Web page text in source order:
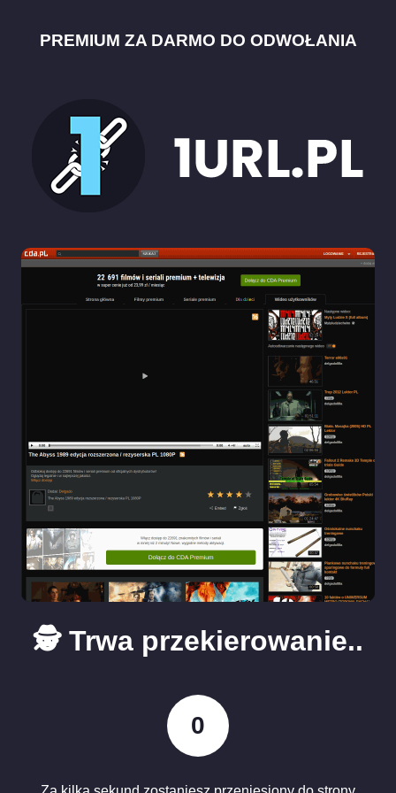
PREMIUM ZA DARMO DO ODWOŁANIA
🕵️ Trwa przekierowanie..
0